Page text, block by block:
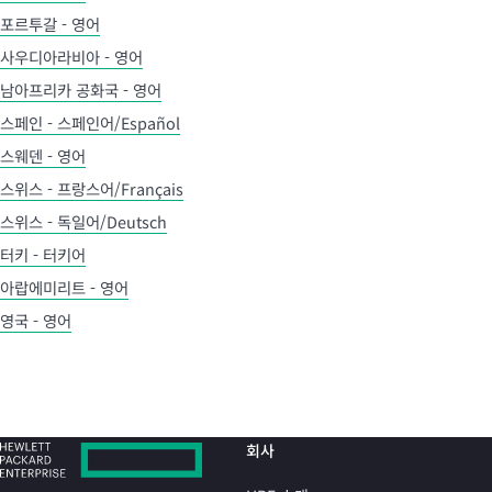
포르투갈 - 영어
사우디아라비아 - 영어
남아프리카 공화국 - 영어
스페인 - 스페인어/Español
스웨덴 - 영어
스위스 - 프랑스어/Français
스위스 - 독일어/Deutsch
터키 - 터키어
아랍에미리트 - 영어
영국 - 영어
회사